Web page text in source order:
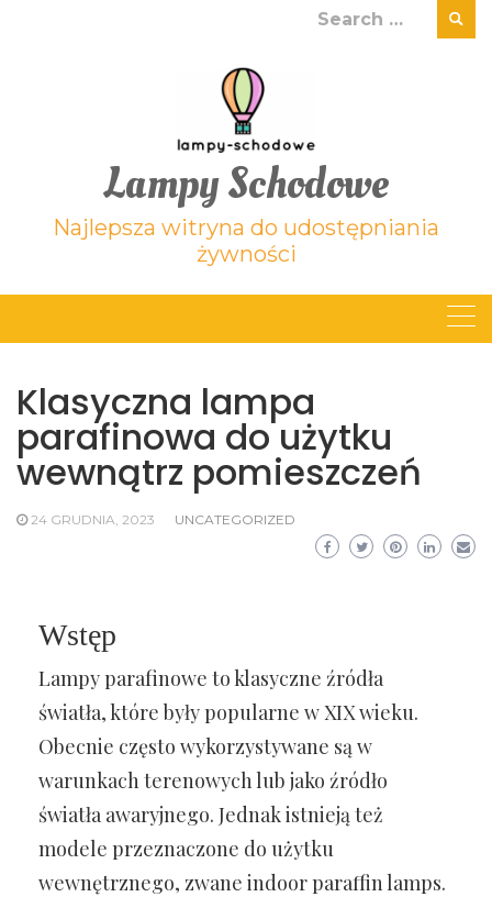
Search
Lampy Schodowe
Najlepsza witryna do udostępniania
żywności
Klasyczna lampa
parafinowa do użytku
wewnątrz pomieszczeń
24 GRUDNIA, 2023 UNCATEGORIZED
Wstęp
Lampy parafinowe to klasyczne źródła
światła, które były popularne w XIX wieku.
Obecnie często wykorzystywane są w
warunkach terenowych lub jako źródło
światła awaryjnego. Jednak istnieją też
modele przeznaczone do użytku
wewnętrznego, zwane indoor paraffin lamps.